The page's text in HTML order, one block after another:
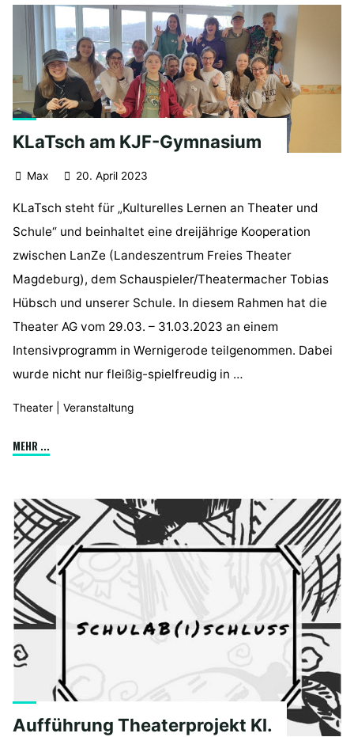
KLaTsch am KJF-Gymnasium
Max 20. April 2023
KLaTsch steht für „Kulturelles Lernen an Theater und
Schule“ und beinhaltet eine dreijährige Kooperation
zwischen LanZe (Landeszentrum Freies Theater
Magdeburg), dem Schauspieler/Theatermacher Tobias
Hübsch und unserer Schule. In diesem Rahmen hat die
Theater AG vom 29.03. – 31.03.2023 an einem
Intensivprogramm in Wernigerode teilgenommen. Dabei
wurde nicht nur fleißig-spielfreudig in …
Theater Veranstaltung
MEHR ...
Gymnasium"
Aufführung Theaterprojekt Kl.